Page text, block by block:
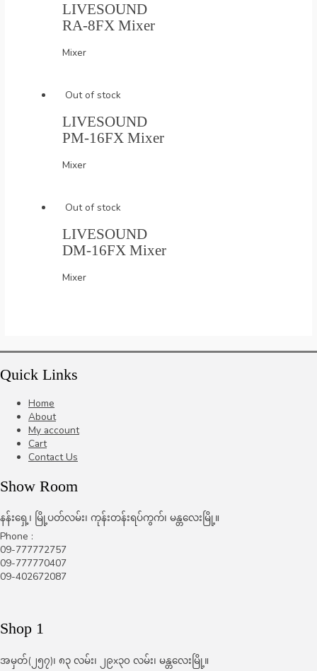
LIVESOUND
RA-8FX Mixer
Mixer
Out of stock
LIVESOUND
PM-16FX Mixer
Mixer
Out of stock
LIVESOUND
DM-16FX Mixer
Mixer
Quick Links
Home
About
My account
Cart
Contact Us
Show Room
နန်းရှေ့၊ မြို့ပတ်လမ်း၊ ကုန်းတန်းရပ်ကွက်၊ မန္တလေးမြို့။
Phone :
09-777772757
09-777770407
09-402672087
Shop 1
အမှတ်(၂၅၇)၊ ၈၃ လမ်း၊ ၂၉x၃၀ လမ်း၊ မန္တလေးမြို့။